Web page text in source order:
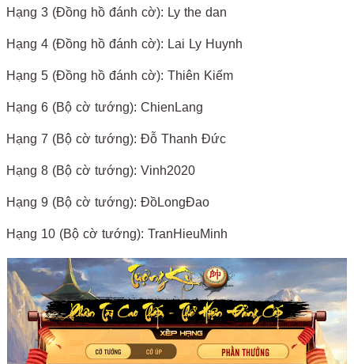
Hạng 3 (Đồng hồ đánh cờ): Ly the dan
Hạng 4 (Đồng hồ đánh cờ): Lai Ly Huynh
Hạng 5 (Đồng hồ đánh cờ): Thiên Kiếm
Hạng 6 (Bộ cờ tướng): ChienLang
Hạng 7 (Bộ cờ tướng): Đỗ Thanh Đức
Hạng 8 (Bộ cờ tướng): Vinh2020
Hạng 9 (Bộ cờ tướng): ĐồLongĐao
Hạng 10 (Bộ cờ tướng): TranHieuMinh